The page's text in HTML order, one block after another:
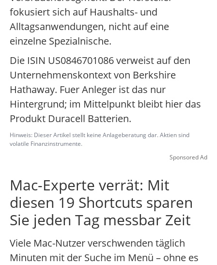
fokusiert sich auf Haushalts- und
Alltagsanwendungen, nicht auf eine
einzelne Spezialnische.
Die ISIN US0846701086 verweist auf den
Unternehmenskontext von Berkshire
Hathaway. Fuer Anleger ist das nur
Hintergrund; im Mittelpunkt bleibt hier das
Produkt Duracell Batterien.
Hinweis: Dieser Artikel stellt keine Anlageberatung dar. Aktien sind
volatile Finanzinstrumente.
Sponsored Ad
Mac-Experte verrät: Mit
diesen 19 Shortcuts sparen
Sie jeden Tag messbar Zeit
Viele Mac-Nutzer verschwenden täglich
Minuten mit der Suche im Menü – ohne es